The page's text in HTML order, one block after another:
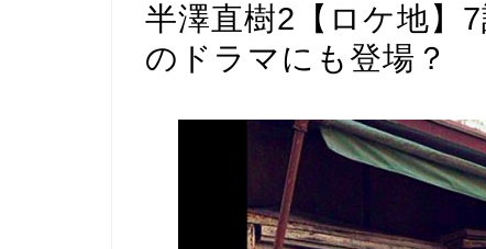
半澤直樹2【ロケ地】
のドラマにも登場？